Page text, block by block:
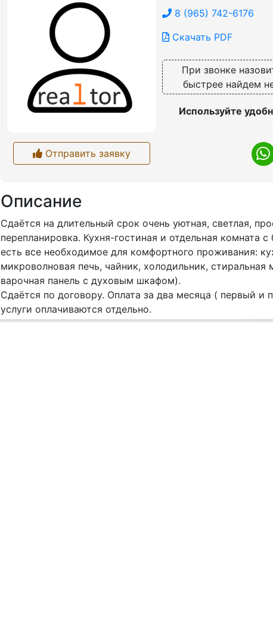
Отправить заявку
8 (965) 742-6176
Скачать PDF
При звонке
быстрее найдем
Используйте
Описание
Сдаётся на длительный срок очень уютная, светлая,
перепланировка. Кухня-гостиная и отдельная комната
есть все необходимое для комфортного проживания:
микроволновая печь, чайник, холодильник, стиральная
варочная панель с духовым шкафом).
Сдаётся по договору. Оплата за два месяца ( первый и
услуги оплачиваются отдельно.